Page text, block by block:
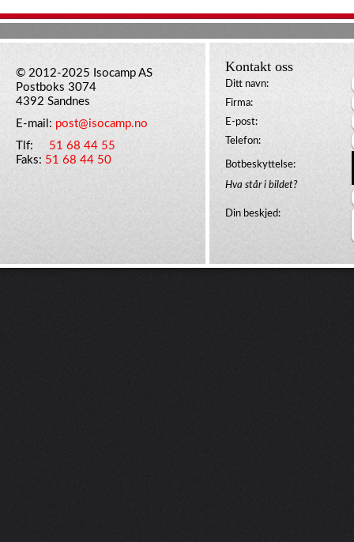
© 2012-2025 Isocamp AS
Postboks 3074
4392 Sandnes
E-mail: post@isocamp.no
Tlf: 51 68 44 55
Faks: 51 68 44 50
Kontakt oss
Ditt navn:
Firma:
E-post:
Telefon:
Botbeskyttelse:
Hva står i bildet?
Din beskjed: